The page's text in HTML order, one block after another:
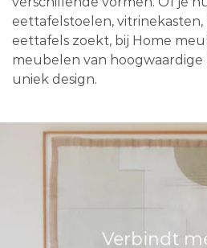
eettafelstoelen,
eettafels zoekt, bij Home
meubelen van
uniek design.
Verbindt